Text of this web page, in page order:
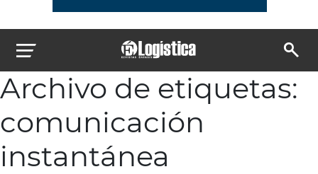
Archivo de etiquetas:
comunicación
instantánea